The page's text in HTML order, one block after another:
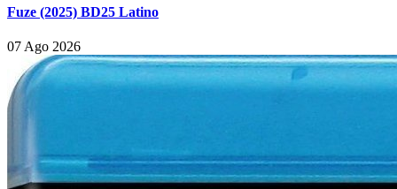
Fuze (2025) BD25 Latino
07 Ago 2026